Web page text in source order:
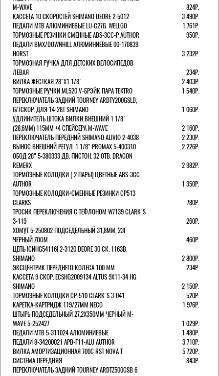
M-WAVE
824Р.
КАССЕТА 10 СКОРОСТЕЙ SHIMANO DEORE 2-5012
3 490Р.
ПЕДАЛИ MTB АЛЮМИНИЕВЫЕ LU-C27G. WELLGO
1 761Р.
ТОРМОЗНЫЕ РЕЗИНКИ СМЕННЫЕ ABS-3CC-P AUTHOR
950Р.
ПЕДАЛИ BMX/DOWNHILL АЛЮМИНИЕВЫЕ 00-170839
HORST
3 232Р.
ТОРМОЗНАЯ РУЧКА ДЛЯ ДЕТСКИХ ВЕЛОСИПЕДОВ
ЛЕВАЯ
234Р.
ВИЛКА ЖЕСТКАЯ 28"Х1 1/8"
2 403Р.
ТОРМОЗНЫЕ РУЧКИ ML520 V-БРЭЙК ПАРА TEKTRO
1 540Р.
ПЕРЕКЛЮЧАТЕЛЬ ЗАДНИЙ TOURNEY ARDTY200GSLD,
6/7СКОР. ДЛЯ 14-28T SHIMANO
1 060Р.
УДЛИНИТЕЛЬ ШТОКА ВИЛКИ ВНЕШНИЙ 1 1/8"
(28,6ММ) 115ММ +4 СПЕЙСЕРА M-WAVE
2 160Р.
ПЕРЕКЛЮЧАТЕЛЬ ПЕРЕДНИЙ SHIMANO ALIVIO 2-4038
2 230Р.
ВЫНОС ВНЕШНИЙ РЕГУЛ. 1 1/8" PROMAX 5-400310
2 226Р.
ОБОД 28" 5-380333 ДВ. ПИСТОН. 32 ОТВ. DRAGON
REMERX
2 982Р.
ТОРМОЗНЫЕ КОЛОДКИ ( 2 ПАРЫ) ЦВЕТНЫЕ ABS-3CC
AUTHOR
1 350Р.
ТОРМОЗНЫЕ КОЛОДКИ+СМЕННЫЕ РЕЗИНКИ CP513
CLARKS
780Р.
ТРОСИК ПЕРЕКЛЮЧЕНИЯ С ТЕФЛОНОМ W7139 СLARK'S
3-119
260Р.
ХОМУТ 5-250802 ПОДСЕДЕЛЬНЫЙ 31,8ММ, 23Г
ЧЕРНЫЙ ZOOM
460Р.
ЦЕПЬ ICNHG54116I 2-3120 DEORE 30 СК. 116ЗВ.
SHIMANO
2 800Р.
ЭКСЦЕНТРИК ПЕРЕДНЕГО КОЛЕСА 100 ММ
234Р.
КАССЕТА 9 СКОР. ECSHG2009134 ALTUS 9Х11-34 HG
SHIMANO
2 150Р.
ТОРМОЗНЫЕ КОЛОДКИ CP-510 CLARK'S 3-041
520Р.
КАРЕТКА-КАРТРИДЖ 119/27ММ NECO
1 976Р.
ШТЫРЬ ПОДСЕДЕЛЬНЫЙ 27,2Х350ММ ЧЕРНЫЙ M-
WAVE 5-252427
1 029Р.
ПЕДАЛИ MTB 5-311024 АЛЮМИНИЕВЫЕ
1 480Р.
ПЕДАЛИ 8-34200021 APD-F11-ALU AUTHOR
3 710Р.
ВИЛКА АМОРТИЗАЦИОННАЯ 700С RST NOVA T
5 720Р.
СИСТЕМА ПЕРЕДНЯЯ
843Р.
ПЕРЕКЛЮЧАТЕЛЬ ЗАДНИЙ TOURNEY ARDTZ500GSB 6